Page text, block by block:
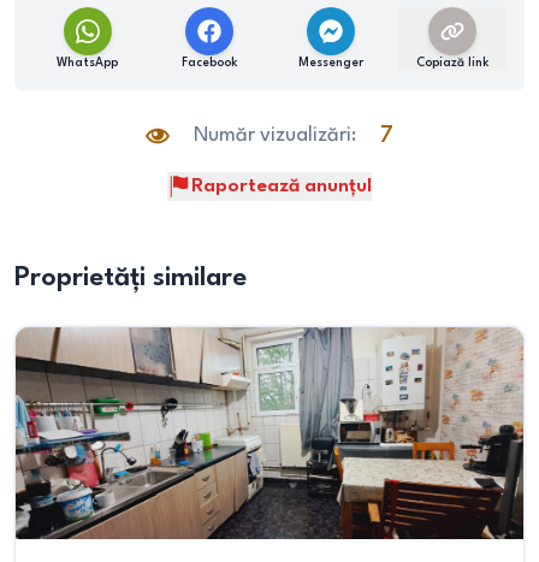
WhatsApp Facebook Messenger Copiază link
Număr vizualizări: 7
Raportează anunțul
Proprietăți similare